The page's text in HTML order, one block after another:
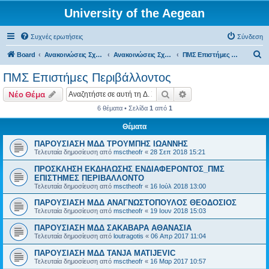
University of the Aegean
Συχνές ερωτήσεις Σύνδεση
Board Ανακοινώσεις Σχολών, Τμημάτων, Συλλόγων & Υπηρεσιών Ανακοινώσεις Σχολών & Τμημάτων (Μυτιλήνη) ΠΜΣ Επιστήμες Περιβάλλοντος
ΠΜΣ Επιστήμες Περιβάλλοντος
Νέο Θέμα Αναζήτηση
6 θέματα • Σελίδα 1 από 1
Θέματα
ΠΑΡΟΥΣΙΑΣΗ ΜΔΔ ΤΡΟΥΜΠΗΣ ΙΩΑΝΝΗΣ
Τελευταία δημοσίευση από msctheofr « 28 Σεπ 2018 15:21
ΠΡΟΣΚΛΗΣΗ ΕΚΔΗΛΩΣΗΣ ΕΝΔΙΑΦΕΡΟΝΤΟΣ_ΠΜΣ
ΕΠΙΣΤΗΜΕΣ ΠΕΡΙΒΑΛΛΟΝΤΟ
Τελευταία δημοσίευση από msctheofr « 16 Ιούλ 2018 13:00
ΠΑΡΟΥΣΙΑΣΗ ΜΔΔ ΑΝΑΓΝΩΣΤΟΠΟΥΛΟΣ ΘΕΟΔΟΣΙΟΣ
Τελευταία δημοσίευση από msctheofr « 19 Ιουν 2018 15:03
ΠΑΡΟΥΣΙΑΣΗ ΜΔΔ ΣΑΚΑΒΑΡΑ ΑΘΑΝΑΣΙΑ
Τελευταία δημοσίευση από loutragotis « 06 Απρ 2017 11:04
ΠΑΡΟΥΣΙΑΣΗ ΜΔΔ TANJA MATIJEVIC
Τελευταία δημοσίευση από msctheofr « 16 Μαρ 2017 10:57